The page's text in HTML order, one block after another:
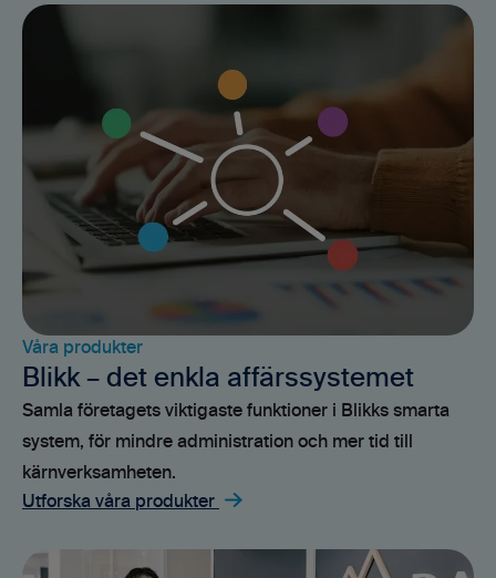
Våra produkter
Blikk – det enkla affärssystemet
Samla företagets viktigaste funktioner i Blikks smarta
system, för mindre administration och mer tid till
kärnverksamheten.
Utforska våra produkter